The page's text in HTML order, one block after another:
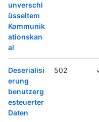
unverschl
üsseltem
Kommunik
ationskan
al
Deserialisi
erung
benutzerg
esteuerter
Daten
502